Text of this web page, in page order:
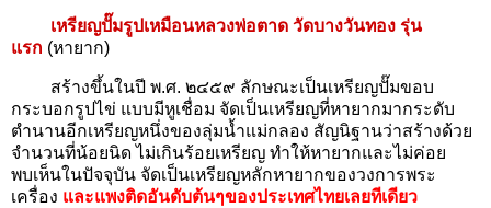
เหรียญปั๊มรูปเหมือนหลวงพ่อตาด วัดบางวันทอง รุ่น
แรก (หายาก)
สร้างขึ้นในปี พ.ศ. ๒๔๕๙ ลักษณะเป็นเหรียญปั๊มขอบ
กระบอกรูปไข่ แบบมีหูเชื่อม จัดเป็นเหรียญที่หายากมากระดับ
ตำนานอีกเหรียญหนึ่งของลุ่มน้ำแม่กลอง สัญนิฐานว่าสร้างด้วย
จำนวนที่น้อยนิด ไม่เกินร้อยเหรียญ ทำให้หายากและไม่ค่อย
พบเห็นในปัจจุบัน จัดเป็นเหรียญหลักหายากของวงการพระ
เครื่อง และแพงติดอันดับต้นๆของประเทศไทย​เลยทีเดียว